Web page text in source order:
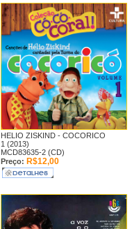
HELIO ZISKIND - COCORICO
1 (2013)
MCD83635-2 (CD)
Preço: R$12,00